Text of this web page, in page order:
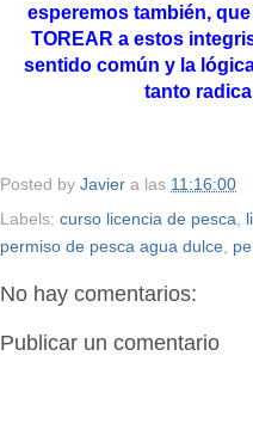
esperemos también,
TOREAR a estos
sentido común y la
tanto
Posted by Javier a las 11:16:00
Labels: curso licencia de pesca
permiso de pesca agua dulce
No hay comentarios:
Publicar un comentario